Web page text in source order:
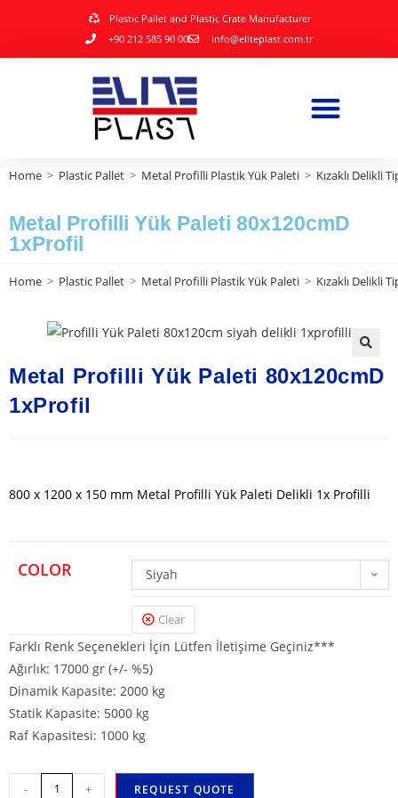
Plastic Pallet and Plastic Crate Manufacturer
+90 212 585 90 00
info@eliteplast.com.tr
Home > Plastic Pallet > Metal Profilli Plastik Yük Paleti > Kızaklı Delikli
Metal Profilli Yük Paleti 80x120cmD
1xProfil
Home > Plastic Pallet > Metal Profilli Plastik Yük Paleti > Kızaklı Delikli
🔍
Metal Profilli Yük Paleti 80x120cmD
1xProfil
800 x 1200 x 150 mm Metal Profilli Yük Paleti Delikli 1x Profilli
COLOR Siyah
Clear
Farklı Renk Seçenekleri İçin Lütfen İletişime Geçiniz***
Ağırlık: 17000 gr (+/- %5)
Dinamik Kapasite: 2000 kg
Statik Kapasite: 5000 kg
Raf Kapasitesi: 1000 kg
- + REQUEST QUOTE